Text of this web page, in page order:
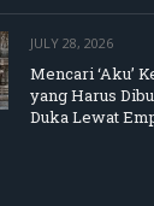
JULY 28, 2026
Mencari ‘Aku’
yang Harus
Duka Lewat